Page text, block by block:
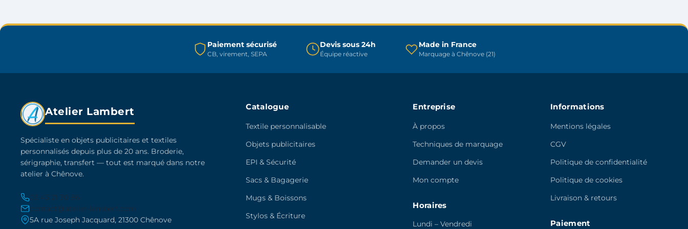
sur
la
choisies
du
choisies
du
Paiement sécurisé
CB, virement, SEPA
Devis sous 24h
Équipe réactive
Made in France
Marquage à Chênove (21)
Atelier Lambert
Spécialiste en objets publicitaires et textiles
personnalisés depuis plus de 20 ans. Broderie,
sérigraphie, transfert — tout est marqué dans notre
atelier à Chênove.
03 45 21 30 86
contact@atelier-lambert.com
5A rue Joseph Jacquard, 21300 Chênove
Catalogue
Textile personnalisable
Objets publicitaires
EPI & Sécurité
Sacs & Bagagerie
Mugs & Boissons
Stylos & Écriture
Entreprise
À propos
Techniques de marquage
Demander un devis
Mon compte
Horaires
Lundi – Vendredi
Informations
Mentions légales
CGV
Politique de confidentialité
Politique de cookies
Livraison & retours
Paiement